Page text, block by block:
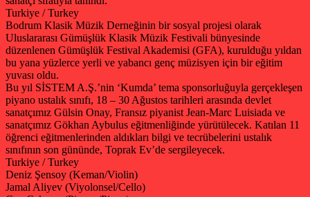
Turkiye / Turkey
Bodrum Klasik Müzik Derneğinin bir sosyal projesi olarak
Uluslararası Gümüşlük Klasik Müzik Festivali bünyesinde
düzenlenen Gümüşlük Festival Akademisi (GFA), kurulduğu yıldan
bu yana yüzlerce yerli ve yabancı genç müzisyen için bir eğitim
yuvası oldu.
Bu yıl SİSTEM A.Ş.’nin ‘Kumda’ tema sponsorluğuyla gerçekleşen
piyano ustalık sınıfı, 18 – 30 Ağustos tarihleri arasında devlet
sanatçımız Gülsin Onay, Fransız piyanist Jean-Marc Luisiada ve
sanatçımız Gökhan Aybulus eğitmenliğinde yürütülecek. Katılan 11
öğrenci eğitmenlerinden aldıkları bilgi ve tecrübelerini ustalık
sınıfının son gününde, Toprak Ev’de sergileyecek.
Turkiye / Turkey
Deniz Şensoy (Keman/Violin)
Jamal Aliyev (Viyolonsel/Cello)